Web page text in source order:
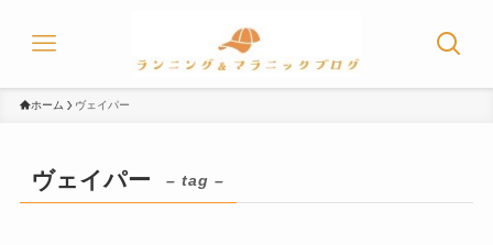
ホーム ヴェイパー
ヴェイパー – tag –